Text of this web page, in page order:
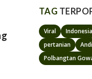
TAG
Viral Indonesia
pertanian
Polbangtan